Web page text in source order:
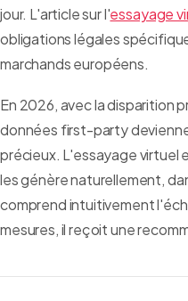
jour. L'article sur l'essayage
obligations légales
marchands européens.
En 2026, avec la disparition
données first-party
précieux. L'essayage virtuel
les génère naturellement,
comprend intuitivement
mesures, il reçoit une